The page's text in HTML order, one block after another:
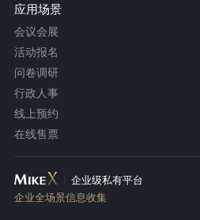
应用场景
会议会展
活动报名
问卷调研
行政人事
线上预约
在线售票
企业级私有平台
企业全场景信息收集